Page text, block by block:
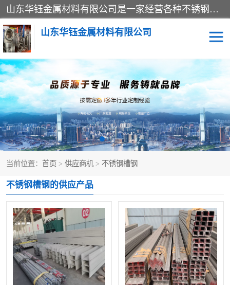
山东华钰金属材料有限公司是一家经营各种不锈钢管材、板材、圆钢、法兰、封头、型材等产品的公司；主营产品有：不锈钢管，激光切割，管件标准件，不锈钢圆钢，不锈钢人孔，不锈钢亮管，不锈钢角钢，不锈钢加工，不锈钢管子，不锈钢工业方管，不锈钢封头，不锈钢法兰，不锈钢阀门，不锈钢槽钢，不锈钢扁钢，不锈钢板等；可为客户制作各种规格的型材及不锈钢配件、非标准件及各种容器具等，能满足客户的不同采购要求。
山东华钰金属材料有限公司
当前位置： 首页 > 供应商机 > 不锈钢槽钢
不锈钢槽钢的供应产品
不锈钢管 激光切割
管件标准件 不锈钢圆钢
不锈钢人孔 不锈钢亮管
不锈钢角钢 不锈钢加工
不锈钢板
不锈钢封头 不锈钢法兰
不锈钢阀门 不锈钢槽钢
不锈钢扁钢